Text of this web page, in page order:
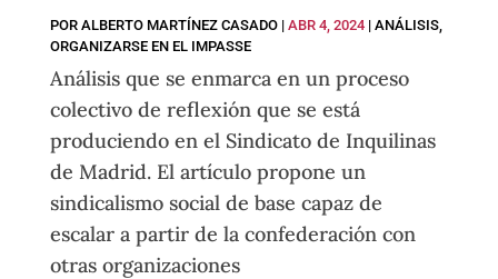
POR ALBERTO MARTÍNEZ CASADO| ABR 4, 2024| ANÁLISIS,
ORGANIZARSE EN EL IMPASSE
Análisis que se enmarca en un proceso
colectivo de reflexión que se está
produciendo en el Sindicato de Inquilinas
de Madrid. El artículo propone un
sindicalismo social de base capaz de
escalar a partir de la confederación con
otras organizaciones